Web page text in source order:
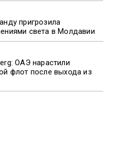
пригрозила
света в Молдавии
ОАЭ нарастили
флот после выхода из